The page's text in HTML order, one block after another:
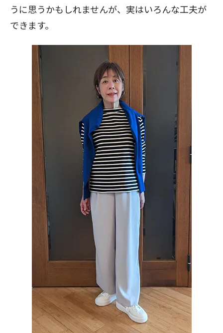
うに思うかもしれませんが、実はいろんな工夫が
できます。